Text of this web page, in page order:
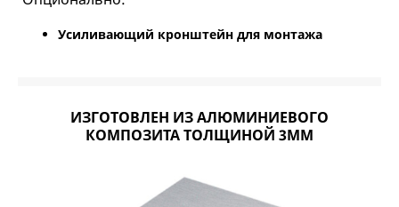
Усиливающий кронштейн для монтажа
ИЗГОТОВЛЕН ИЗ АЛЮМИНИЕВОГО
КОМПОЗИТА ТОЛЩИНОЙ 3ММ